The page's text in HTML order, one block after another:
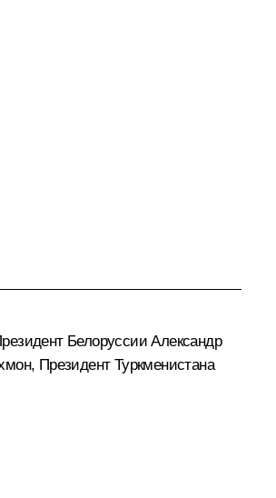
БелоруссииАлександр
, Президент Туркменистана